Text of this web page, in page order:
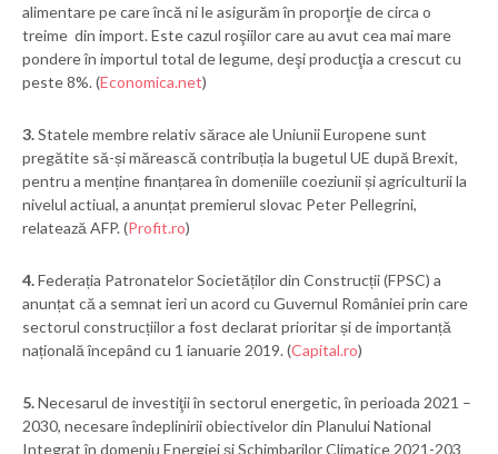
alimentare pe care încă ni le asigurăm în proporţie de circa o
treime din import. Este cazul roşiilor care au avut cea mai mare
pondere în importul total de legume, deşi producţia a crescut cu
peste 8%. (Economica.net)
3.Statele membre relativ sărace ale Uniunii Europene sunt
pregătite să-și mărească contribuția la bugetul UE după Brexit,
pentru a menține finanțarea în domeniile coeziunii și agriculturii la
nivelul actiual, a anunțat premierul slovac Peter Pellegrini,
relatează AFP. (Profit.ro)
4.Federația Patronatelor Societăților din Construcții (FPSC) a
anunțat că a semnat ieri un acord cu Guvernul României prin care
sectorul construcțiilor a fost declarat prioritar și de importanță
națională începând cu 1 ianuarie 2019. (Capital.ro)
5.Necesarul de investiţii în sectorul energetic, în perioada 2021 –
2030, necesare îndeplinirii obiectivelor din Planului National
Integrat în domeniu Energiei şi Schimbarilor Climatice 2021-203